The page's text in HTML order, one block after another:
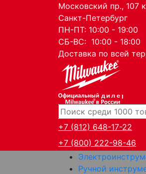
Московский пр., 107
Санкт-Петербург
ПН-ПТ: 10:00 - 19:00
СБ-ВС: 10:00 - 18:00
Доставка по всей
дилер
+7 (812) 648-17-22
+7 (800) 222-98-46
Ручной